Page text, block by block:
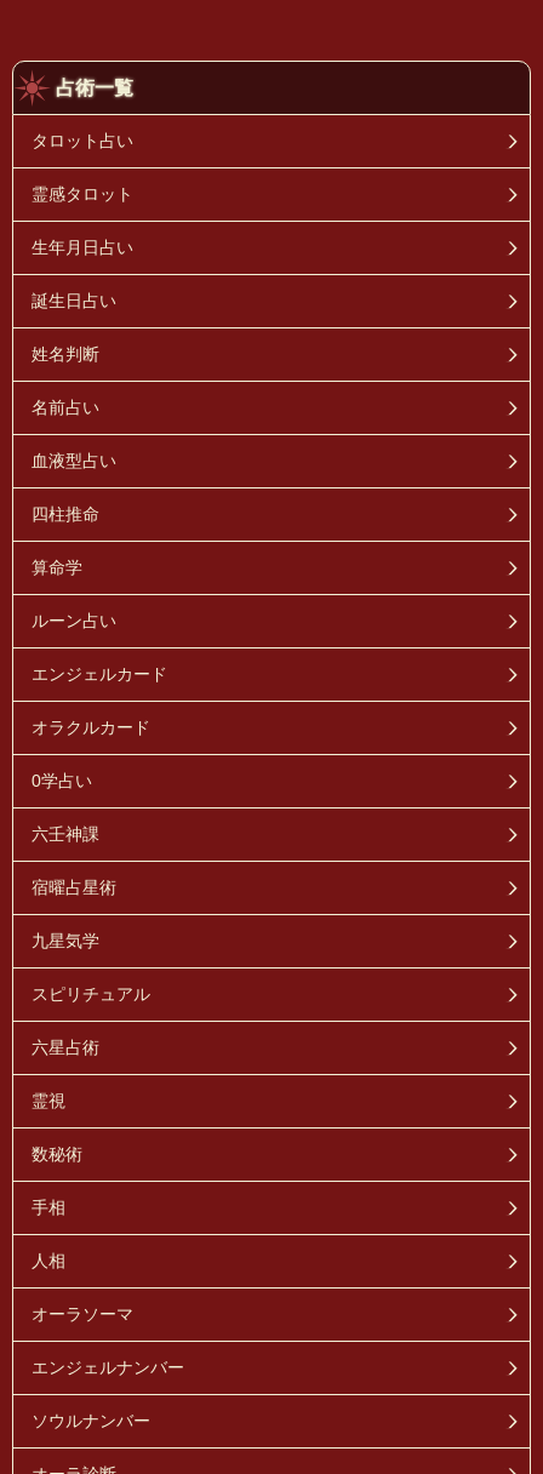
占術一覧
タロット占い
霊感タロット
生年月日占い
誕生日占い
姓名判断
名前占い
血液型占い
四柱推命
算命学
ルーン占い
エンジェルカード
オラクルカード
0学占い
六壬神課
宿曜占星術
九星気学
スピリチュアル
六星占術
霊視
数秘術
手相
人相
オーラソーマ
エンジェルナンバー
ソウルナンバー